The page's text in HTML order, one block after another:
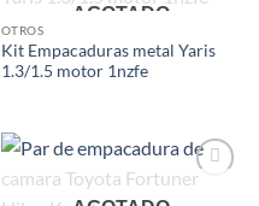
AGOTADO
OTROS
Kit Empacaduras metal Yaris
1.3/1.5 motor 1nzfe